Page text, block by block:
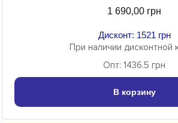
1 690,00 грн
Дисконт: 1521 грн
При наличии дисконтной
Опт: 1436.5 грн
В корзину